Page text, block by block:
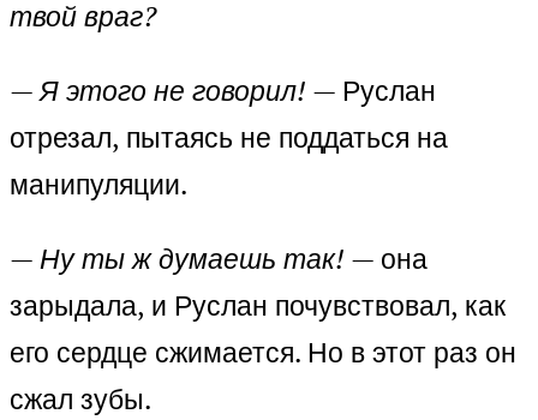
твой враг?
— Я этого не говорил! — Руслан
отрезал, пытаясь не поддаться на
манипуляции.
— Ну ты ж думаешь так! — она
зарыдала, и Руслан почувствовал, как
его сердце сжимается. Но в этот раз он
сжал зубы.